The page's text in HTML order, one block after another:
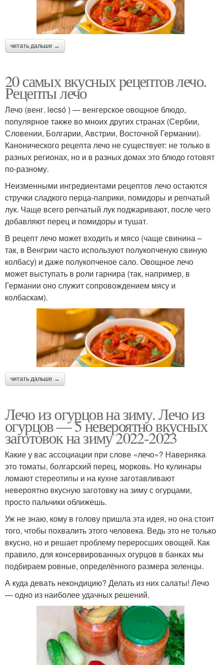
читать дальше →
20 самых вкусных рецептов лечо.
Рецепты лечо
Лечо (венг. lecsó ) — венгерское овощное блюдо,
популярное также во мноих других странах (Сербии,
Словении, Болгарии, Австрии, Восточной Германии).
Канонического рецепта лечо не существует: не только в
разных регионах, но и в разных домах это блюдо готовят
по-разному.
Неизменными ингредиентами рецептов лечо остаются
стручки сладкого перца-паприки, помидоры и репчатый
лук. Чаще всего репчатый лук поджаривают, после чего
добавляют перец и помидоры и тушат.
В рецепт лечо может входить и мясо (чаще свинина –
так, в Венгрии часто используют полукопченую свиную
колбасу) и даже полукопченое сало. Овощное лечо
может выступать в роли гарнира (так, например, в
Германии оно служит сопровождением мясу и
колбаскам).
читать дальше →
Лечо из огурцов на зиму. Лечо из
огурцов — 5 невероятно вкусных
заготовок на зиму 2022-2023
Какие у вас ассоциации при слове «лечо»? Наверняка
это томаты, болгарский перец, морковь. Но кулинары
ломают стереотипы и на кухне заготавливают
невероятно вкусную заготовку на зиму с огурцами,
просто пальчики оближешь.
Уж не знаю, кому в голову пришла эта идея, но она стоит
того, чтобы похвалить этого человека. Ведь это не только
вкусно, но и решает проблему переросших овощей. Как
правило, для консервированных огурцов в банках мы
подбираем ровные, определённого размера зеленцы.
А куда девать некондицию? Делать из них салаты! Лечо
— одно из наиболее удачных решений.